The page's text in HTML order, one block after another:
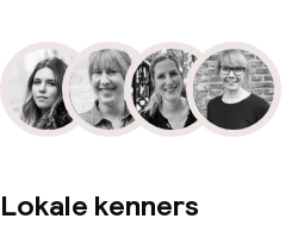
Lokale kenners